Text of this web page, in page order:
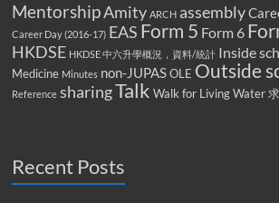
MentorshipAmity ARCH assembly
Career Day (2016-17) EAS Form 5 Form 6
HKDSE HKDSE 中六升學概況，資料/統計 Inside
Medicine Minutes non-JUPAS OLE Outside
Reference sharingTalk Walk for Living Water
Recent Posts